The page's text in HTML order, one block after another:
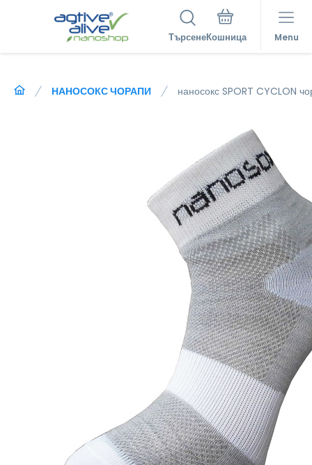
Търсене Menu
НАНОСОКС ЧОРАПИ наносокс SPORT CYCLON